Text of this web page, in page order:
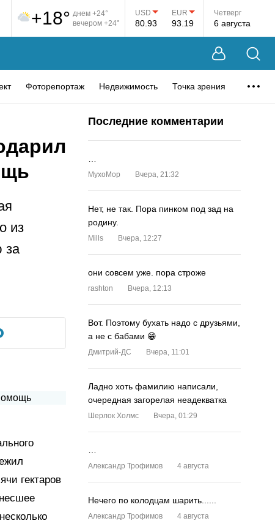
+18° днем +24°
вечером +24°
USD
80.93
EUR
93.19
Четверг
6 августа
Фоторепортаж Недвижимость Точка зрения
из
за
гектаров
Последние комментарии
MyxoMop Вчера, 21:32
Нет, не так. Пора пинком под зад на
родину.
Mills Вчера, 12:27
они совсем уже. пора строже
rashton Вчера, 12:13
Вот. Поэтому бухать надо с друзьями,
а не с бабами 😁
Дмитрий-ДС Вчера, 11:01
Ладно хоть фамилию написали,
очередная загорелая неадекватка
Шерлок Холмс Вчера, 01:29
Александр Трофимов 4 августа
Нечего по колодцам шарить......
Александр Трофимов 4 августа